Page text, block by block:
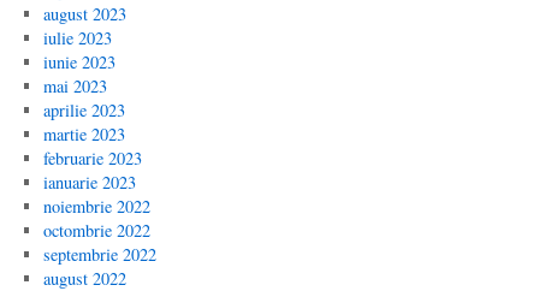
august 2023
iulie 2023
iunie 2023
mai 2023
aprilie 2023
martie 2023
februarie 2023
ianuarie 2023
noiembrie 2022
octombrie 2022
septembrie 2022
august 2022